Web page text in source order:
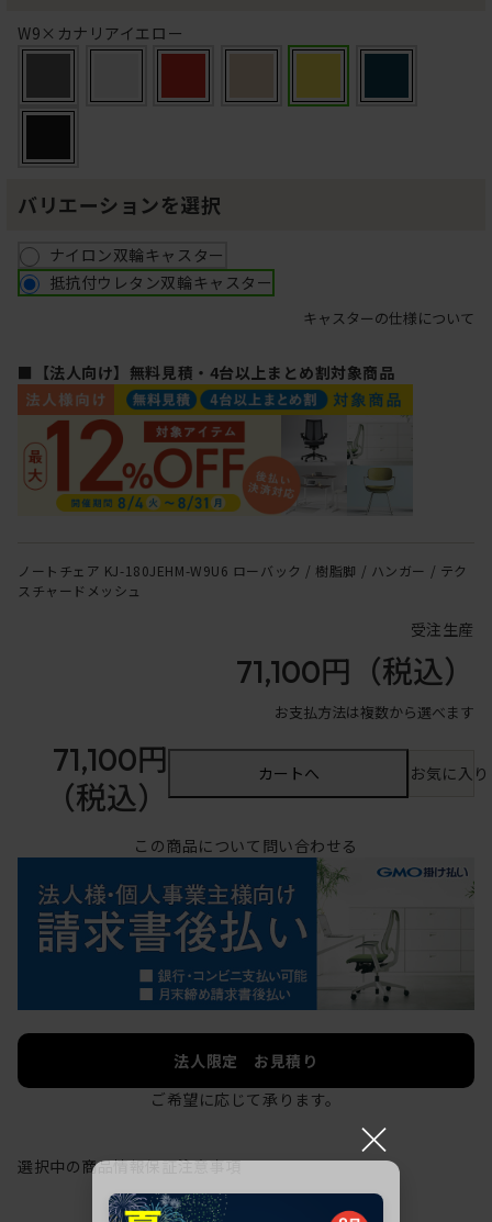
W9×カナリアイエロー
バリエーションを選択
ナイロン双輪キャスター
抵抗付ウレタン双輪キャスター
キャスターの仕様について
■【法人向け】無料見積・4台以上まとめ割対象商品
ノートチェア KJ-180JEHM-W9U6 ローバック / 樹脂脚 / ハンガー / テク
スチャードメッシュ
受注生産
71,100円 （税込）
お支払方法は複数から選べます
71,100円
（税込）
カートへ お気に入
この商品について問い合わせる
法人限定 お見積り
ご希望に応じて承ります。
選択中の商品情報保証注意事項
×